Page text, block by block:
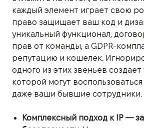
каждый элемент играет свою
право защищает ваш код и
уникальный функционал,
прав от команды, а GDPR-
репутацию и кошелек.
одного из этих звеньев создает
которой могут
даже ваши бывшие сотрудники.
Комплексный подход к IP —